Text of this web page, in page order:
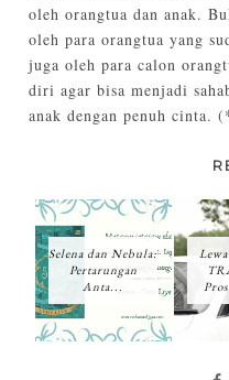
oleh orangtua dan anak.
oleh para orangtua yang
juga oleh para calon
diri agar bisa menjadi
anak dengan penuh cinta.
Selena dan Nebula:
Pertarungan
Anta...